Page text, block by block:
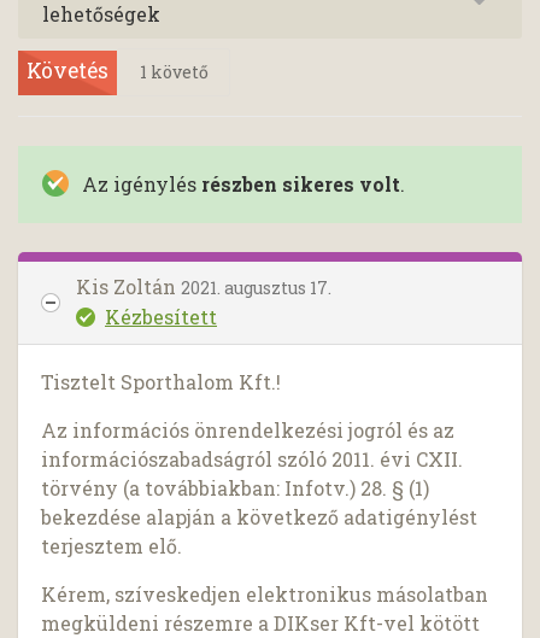
lehetőségek
Követés 1 követő
Az igénylés részben sikeres volt.
Kis Zoltán 2021. augusztus 17.
Kézbesített
Tisztelt Sporthalom Kft.!
Az információs önrendelkezési jogról és az
információszabadságról szóló 2011. évi CXII.
törvény (a továbbiakban: Infotv.) 28. § (1)
bekezdése alapján a következő adatigénylést
terjesztem elő.
Kérem, szíveskedjen elektronikus másolatban
megküldeni részemre a DIKser Kft-vel kötött